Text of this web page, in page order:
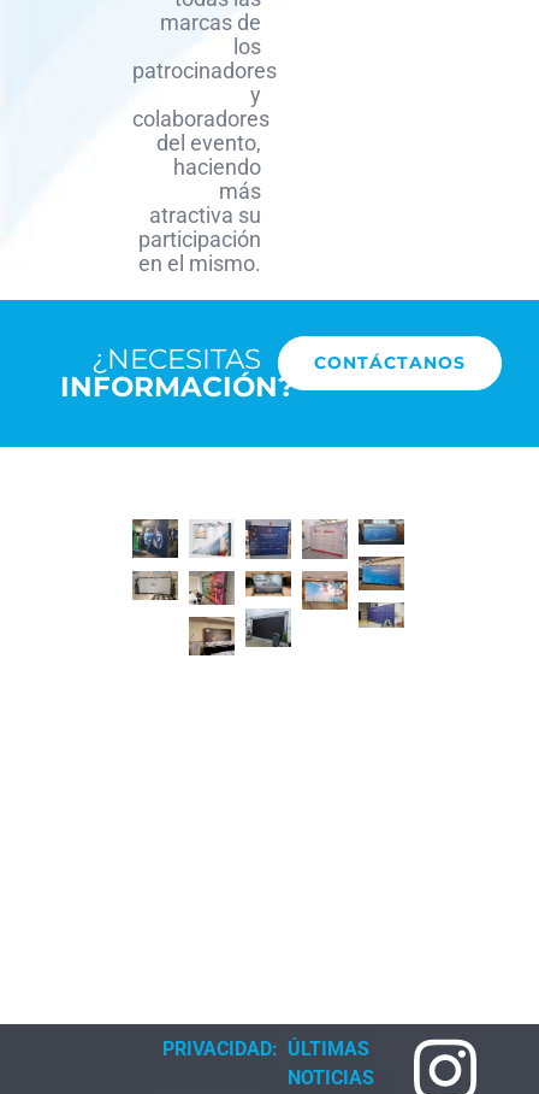
marcas de
los
patrocinadores
y
colaboradores
del evento,
haciendo
más
atractiva su
participación
en el mismo.
¿NECESITAS
INFORMACIÓN?
CONTÁCTANOS
PRIVACIDAD: ÚLTIMAS
NOTICIAS